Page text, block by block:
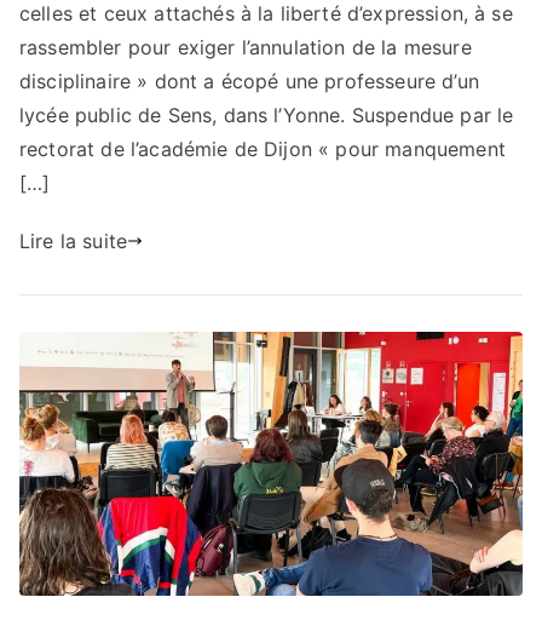
celles et ceux attachés à la liberté d’expression, à se
rassembler pour exiger l’annulation de la mesure
disciplinaire » dont a écopé une professeure d’un
lycée public de Sens, dans l’Yonne. Suspendue par le
rectorat de l’académie de Dijon « pour manquement
[…]
Lire la suite